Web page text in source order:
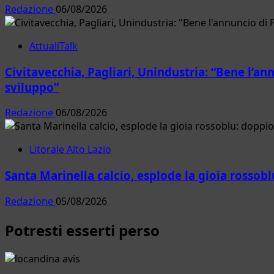
Redazione 06/08/2026
AttualiTalk
Civitavecchia, Pagliari, Unindustria: “Bene
sviluppo”
Redazione 06/08/2026
Litorale Alto Lazio
Santa Marinella calcio, esplode la gioia
Redazione 05/08/2026
Potresti esserti perso